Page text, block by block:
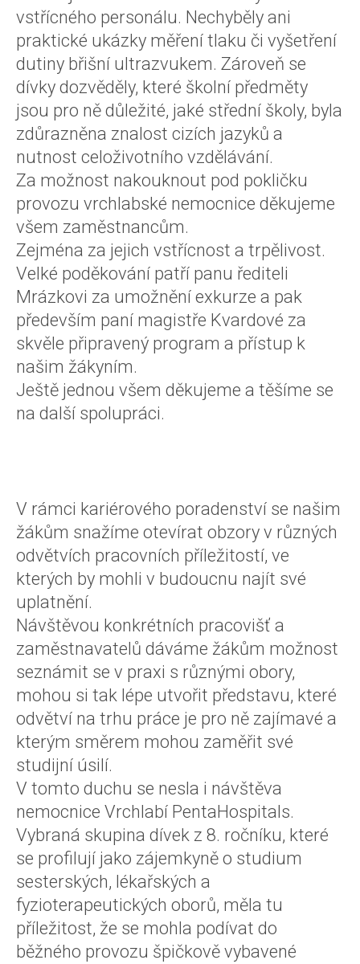
vstřícného personálu. Nechyběly ani
praktické ukázky měření tlaku či vyšetření
dutiny břišní ultrazvukem. Zároveň se
dívky dozvěděly, které školní předměty
jsou pro ně důležité, jaké střední školy, byla
zdůrazněna znalost cizích jazyků a
nutnost celoživotního vzdělávání.
Za možnost nakouknout pod pokličku
provozu vrchlabské nemocnice děkujeme
všem zaměstnancům.
Zejména za jejich vstřícnost a trpělivost.
Velké poděkování patří panu řediteli
Mrázkovi za umožnění exkurze a pak
především paní magistře Kvardové za
skvěle připravený program a přístup k
našim žákyním.
Ještě jednou všem děkujeme a těšíme se
na další spolupráci.
V rámci kariérového poradenství se našim
žákům snažíme otevírat obzory v různých
odvětvích pracovních příležitostí, ve
kterých by mohli v budoucnu najít své
uplatnění.
Návštěvou konkrétních pracovišť a
zaměstnavatelů dáváme žákům možnost
seznámit se v praxi s různými obory,
mohou si tak lépe utvořit představu, které
odvětví na trhu práce je pro ně zajímavé a
kterým směrem mohou zaměřit své
studijní úsilí.
V tomto duchu se nesla i návštěva
nemocnice Vrchlabí PentaHospitals.
Vybraná skupina dívek z 8. ročníku, které
se profilují jako zájemkyně o studium
sesterských, lékařských a
fyzioterapeutických oborů, měla tu
příležitost, že se mohla podívat do
běžného provozu špičkově vybavené